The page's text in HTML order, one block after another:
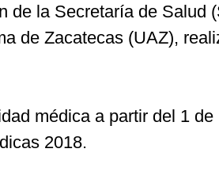
la Secretaría de Salud
de Zacatecas (UAZ),
médica a partir del 1
2018.